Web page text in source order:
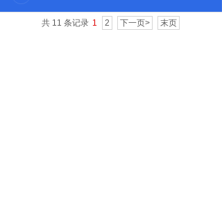
共 11 条记录 1 2 下一页> 末页